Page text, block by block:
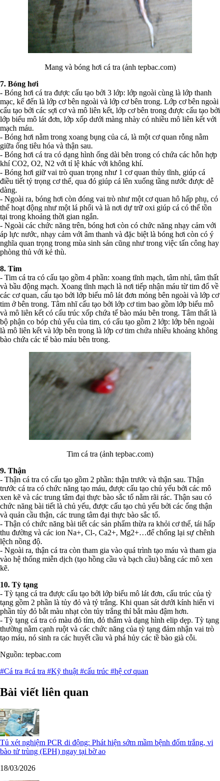
Mang và bóng hơi cá tra (ảnh tepbac.com)
7. Bóng hơi
- Bóng hơi cá tra được cấu tạo bởi 3 lớp: lớp ngoài cùng là lớp thanh
mạc, kế đến là lớp cơ bên ngoài và lớp cơ bên trong. Lớp cơ bên ngoài
cấu tạo bởi các sợi cơ và mô liên kết, lớp cơ bên trong được cấu tạo bởi
lớp biểu mô lát đơn, lớp xốp dưới màng nhày có nhiều mô liên kết với
mạch máu.
- Bóng hơi nằm trong xoang bụng của cá, là một cơ quan rỗng nằm
giữa ống tiêu hóa và thận sau.
- Bóng hơi cá tra có dạng hình ống dài bên trong có chứa các hỗn hợp
khí CO2, O2, N2 với tỉ lệ khác với không khí.
- Bóng hơi giữ vai trò quan trọng như 1 cơ quan thủy tĩnh, giúp cá
điều tiết tỷ trọng cơ thể, qua đó giúp cá lên xuống tầng nước được dễ
dàng.
- Ngoài ra, bóng hơi còn đóng vai trò như một cơ quan hô hấp phụ, có
thể hoạt động như một lá phổi và là nơi dự trữ oxi giúp cá có thể tồn
tại trong khoảng thời gian ngắn.
- Ngoài các chức năng trên, bóng hơi còn có chức năng nhạy cảm với
áp lực nước, nhạy cảm với âm thanh và đặc biệt là bóng hơi còn có ý
nghĩa quan trọng trong mùa sinh sản cũng như trong việc tấn công hay
phòng thủ với kẻ thù.
8. Tim
- Tim cá tra có cấu tạo gồm 4 phần: xoang tĩnh mạch, tâm nhỉ, tâm thất
và bầu động mạch. Xoang tĩnh mạch là nơi tiếp nhận máu từ tim đổ về
các cơ quan, cấu tạo bởi lớp biểu mô lát đơn mỏng bên ngoài và lớp cơ
tim ở bên trong. Tâm nhĩ cấu tạo bởi lớp cơ tim bao gồm lớp biểu mô
và mô liên kết có cấu trúc xốp chứa tế bào máu bên trong. Tâm thất là
bộ phận co bóp chủ yếu của tim, có cấu tạo gồm 2 lớp: lớp bên ngoài
là mô liên kết và lớp bên trong là lớp cơ tim chứa nhiều khoảng không
bào chứa các tế bào máu bên trong.
Tim cá tra (ảnh tepbac.com)
9. Thận
- Thận cá tra có cấu tạo gồm 2 phần: thận trước và thận sau. Thận
trước cá tra có chức năng tạo máu, được cấu tạo chủ yếu bởi các mô
xen kẽ và các trung tâm đại thực bào sắc tố nằm rãi rác. Thận sau có
chức năng bài tiết là chủ yếu, được cấu tạo chủ yếu bởi các ống thận
và quản cầu thận, các trung tâm đại thực bào sắc tố.
- Thận có chức năng bài tiết các sản phẩm thừa ra khỏi cơ thể, tái hấp
thu đường và các ion Na+, Cl-, Ca2+, Mg2+…để chống lại sự chênh
lệch nồng độ.
- Ngoài ra, thận cá tra còn tham gia vào quá trình tạo máu và tham gia
vào hệ thống miễn dịch (tạo hồng cầu và bạch cầu) bằng các mô xen
kẽ.
10. Tỳ tạng
- Tỳ tạng cá tra được cấu tạo bởi lớp biểu mô lát đơn, cấu trúc của tỳ
tạng gồm 2 phần là tủy đỏ và tỷ trắng. Khi quan sát dưới kính hiển vi
phần tủy đỏ bắt màu nhạt còn tủy trắng thỉ bắt màu đậm hơn.
- Tỳ tạng cá tra có màu đỏ tím, đỏ thẩm và dạng hình elip dẹp. Tỳ tạng
thường nằm cạnh ruột và các chức năng của tỳ tạng đảm nhận vai trò
tạo máu, nó sinh ra các huyết cầu và phá hủy các tề bào già cỗi.
Nguồn: tepbac.com
#Cá tra #cá tra #Kỹ thuật #cấu trúc #hệ cơ quan
Bài viết liên quan
Tủ xét nghiệm PCR di động: Phát hiện sớm mầm bệnh đốm trắng, vi
bào tử trùng (EPH) ngay tại bờ ao
18/03/2026